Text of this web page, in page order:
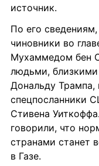
источник.
По его
чиновники во
Мухаммедом бен
людьми,
Дональду Трампа,
спецпосланники
Стивена
говорили, что
странами станет
в Газе.